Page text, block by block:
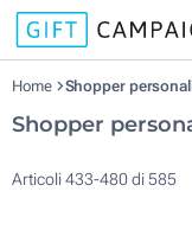
Home Shopper
Shopper
Articoli433-480di585